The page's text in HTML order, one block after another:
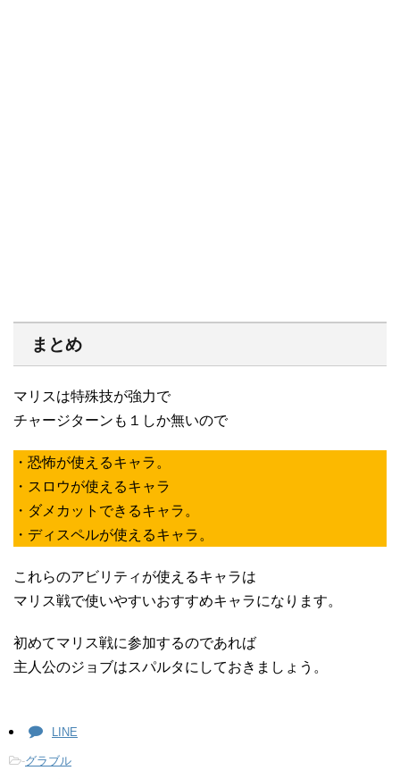
まとめ
マリスは特殊技が強力で
チャージターンも１しか無いので
・恐怖が使えるキャラ。
・スロウが使えるキャラ
・ダメカットできるキャラ。
・ディスペルが使えるキャラ。
これらのアビリティが使えるキャラは
マリス戦で使いやすいおすすめキャラになります。
初めてマリス戦に参加するのであれば
主人公のジョブはスパルタにしておきましょう。
LINE
-グラブル